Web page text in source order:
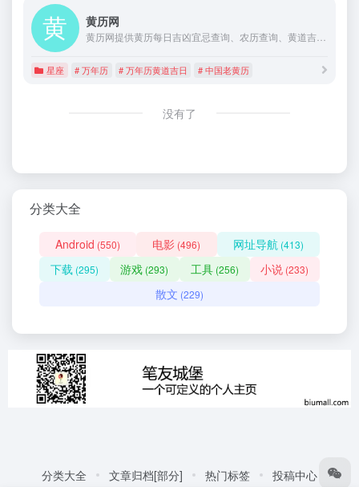
黄历网
星座 # 万年历 # 万年历黄道吉日 # 中国老黄历
没有了
分类大全
Android (550) 电影 (496) 网址导航 (413)
下载 (295) 游戏 (293) 工具(256) 小说 (233)
散文 (229)
分类大全 文章归档[部分] 热门标签 投稿中心